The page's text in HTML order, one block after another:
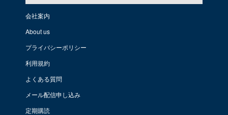
会社案内
About us
プライバシーポリシー
利用規約
よくある質問
メール配信申し込み
定期購読